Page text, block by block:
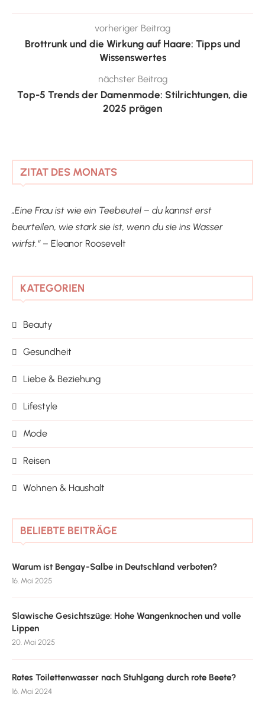
vorheriger Beitrag
Brottrunk und die Wirkung auf Haare: Tipps und
Wissenswertes
nächster Beitrag
Top-5 Trends der Damenmode: Stilrichtungen, die
2025 prägen
ZITAT DES MONATS
„Eine Frau ist wie ein Teebeutel – du kannst erst
beurteilen, wie stark sie ist, wenn du sie ins Wasser
wirfst.“ – Eleanor Roosevelt
KATEGORIEN
Beauty
Gesundheit
Liebe & Beziehung
Lifestyle
Mode
Reisen
Wohnen & Haushalt
BELIEBTE BEITRÄGE
Warum ist Bengay-Salbe in Deutschland verboten?
16. Mai 2025
Slawische Gesichtszüge: Hohe Wangenknochen und volle
Lippen
20. Mai 2025
Rotes Toilettenwasser nach Stuhlgang durch rote Beete?
16. Mai 2024